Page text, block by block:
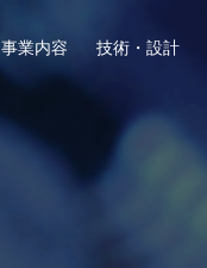
関連会社
事業内容
技術・設計
CAD設計・試作実装
社員交流